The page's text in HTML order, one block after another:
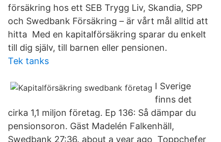
försäkring hos ett SEB Trygg Liv, Skandia, SPP
och Swedbank Försäkring – är vårt mål alltid att
hitta Med en kapitalförsäkring sparar du enkelt
till dig själv, till barnen eller pensionen.
Tek tanks
I Sverige
finns det
cirka 1,1 miljon företag. Ep 136: Så dämpar du
pensionsoron. Gäst Madelén Falkenhäll,
Swedbank 27:36. about a year ago Toppchefer